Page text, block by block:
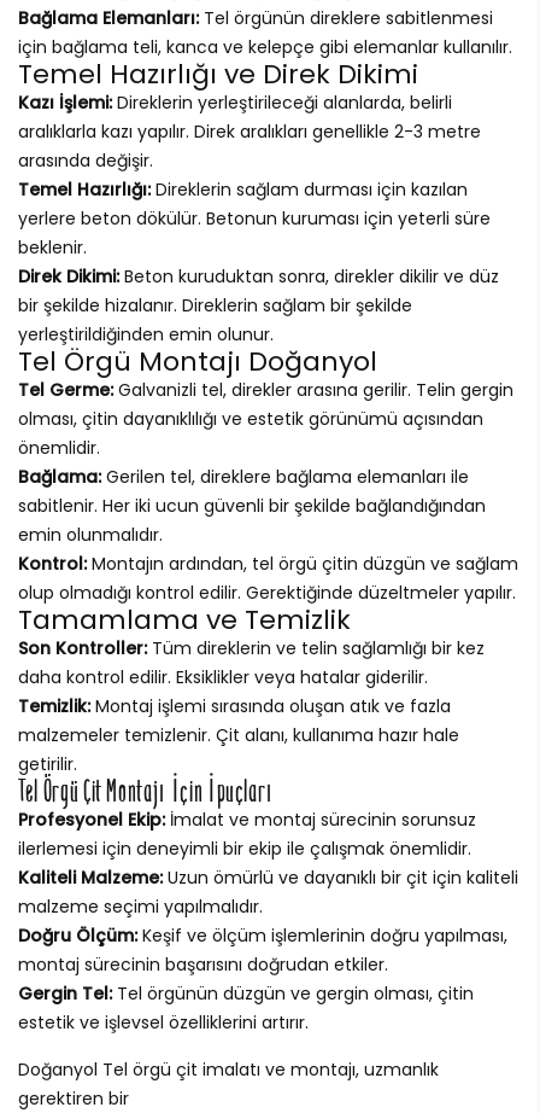
Bağlama Elemanları:Tel örgünün direklere sabitlenmesi
için bağlama teli, kanca ve kelepçe gibi elemanlar kullanılır.
Temel Hazırlığı ve Direk Dikimi
Kazı İşlemi:Direklerin yerleştirileceği alanlarda, belirli
aralıklarla kazı yapılır. Direk aralıkları genellikle 2-3 metre
arasında değişir.
Temel Hazırlığı:Direklerin sağlam durması için kazılan
yerlere beton dökülür. Betonun kuruması için yeterli süre
beklenir.
Direk Dikimi:Beton kuruduktan sonra, direkler dikilir ve düz
bir şekilde hizalanır. Direklerin sağlam bir şekilde
yerleştirildiğinden emin olunur.
Tel Örgü Montajı Doğanyol
Tel Germe:Galvanizli tel, direkler arasına gerilir. Telin gergin
olması, çitin dayanıklılığı ve estetik görünümü açısından
önemlidir.
Bağlama:Gerilen tel, direklere bağlama elemanları ile
sabitlenir. Her iki ucun güvenli bir şekilde bağlandığından
emin olunmalıdır.
Kontrol:Montajın ardından, tel örgü çitin düzgün ve sağlam
olup olmadığı kontrol edilir. Gerektiğinde düzeltmeler yapılır.
Tamamlama ve Temizlik
Son Kontroller:Tüm direklerin ve telin sağlamlığı bir kez
daha kontrol edilir. Eksiklikler veya hatalar giderilir.
Temizlik:Montaj işlemi sırasında oluşan atık ve fazla
malzemeler temizlenir. Çit alanı, kullanıma hazır hale
getirilir.
Tel Örgü Çit Montajı İçin İpuçları
Profesyonel Ekip:İmalat ve montaj sürecinin sorunsuz
ilerlemesi için deneyimli bir ekip ile çalışmak önemlidir.
Kaliteli Malzeme:Uzun ömürlü ve dayanıklı bir çit için kaliteli
malzeme seçimi yapılmalıdır.
Doğru Ölçüm:Keşif ve ölçüm işlemlerinin doğru yapılması,
montaj sürecinin başarısını doğrudan etkiler.
Gergin Tel:Tel örgünün düzgün ve gergin olması, çitin
estetik ve işlevsel özelliklerini artırır.
Doğanyol Tel örgü çit imalatı ve montajı, uzmanlık
gerektiren bir